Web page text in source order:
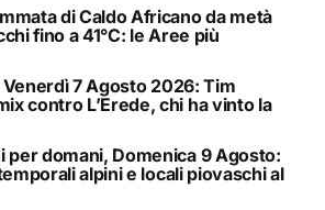
di Caldo Africano da metà
fino a 41°C: le Aree più
7 Agosto 2026: Tim
contro L’Erede, chi ha vinto la
per domani, Domenica 9 Agosto:
alpini e locali piovaschi al